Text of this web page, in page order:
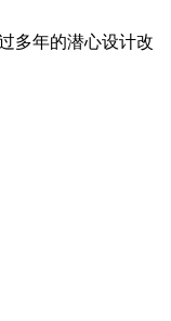
多年的潜心设计改